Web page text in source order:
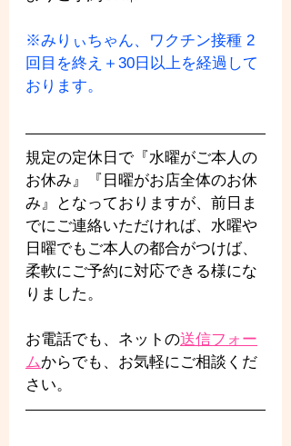
※みりぃちゃん、ワクチン接種 2
回目を終え＋30日以上を経過して
おります。
規定の定休日で『水曜がご本人の
お休み』『日曜がお店全体のお休
み』となっておりますが、前日ま
でにご連絡いただければ、水曜や
日曜でもご本人の都合がつけば、
柔軟にご予約に対応できる様にな
りました。
お電話でも、ネットの送信フォー
ムからでも、お気軽にご相談くだ
さい。